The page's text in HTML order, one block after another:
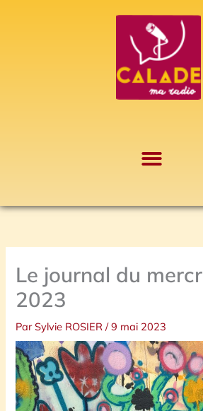
Le journal du
2023
ParSylvie ROSIER/9 mai 2023